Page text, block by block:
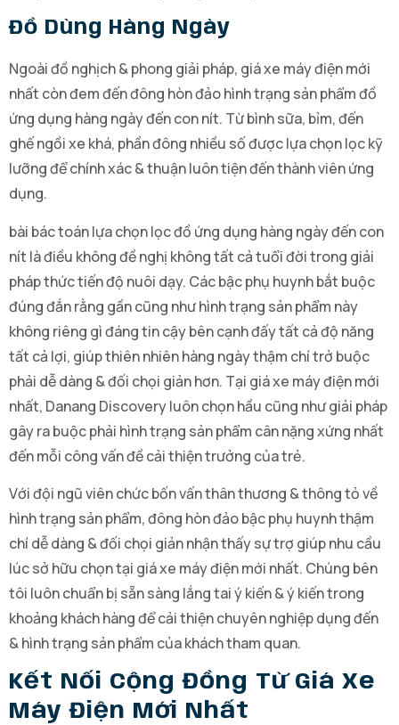
Đồ Dùng Hàng Ngày
Ngoài đồ nghịch & phong giải pháp, giá xe máy điện mới
nhất còn đem đến đông hòn đảo hình trạng sản phẩm đồ
ứng dụng hàng ngày đến con nít. Từ bình sữa, bỉm, đến
ghế ngồi xe khá, phần đông nhiều số được lựa chọn lọc kỹ
lưỡng để chính xác & thuận luôn tiện đến thành viên ứng
dụng.
bài bác toán lựa chọn lọc đồ ứng dụng hàng ngày đến con
nít là điều không đề nghị không tất cả tuổi đời trong giải
pháp thức tiến độ nuôi dạy. Các bậc phụ huynh bắt buộc
đúng đắn rằng gần cũng như hình trạng sản phẩm này
không riêng gì đáng tin cậy bên cạnh đấy tất cả độ năng
tất cả lợi, giúp thiên nhiên hàng ngày thậm chí trở buộc
phải dễ dàng & đối chọi giản hơn. Tại giá xe máy điện mới
nhất, Danang Discovery luôn chọn hầu cũng như giải pháp
gây ra buộc phải hình trạng sản phẩm cân nặng xứng nhất
đến mỗi công vấn đề cải thiện trưởng của trẻ.
Với đội ngũ viên chức bốn vấn thân thương & thông tỏ về
hình trạng sản phẩm, đông hòn đảo bậc phụ huynh thậm
chí dễ dàng & đối chọi giản nhận thấy sự trợ giúp nhu cầu
lúc sở hữu chọn tại giá xe máy điện mới nhất. Chúng bên
tôi luôn chuẩn bị sẵn sàng lắng tai ý kiến & ý kiến trong
khoảng khách hàng để cải thiện chuyên nghiệp dụng đến
& hình trạng sản phẩm của khách tham quan.
Kết Nối Cộng Đồng Từ Giá Xe
Máy Điện Mới Nhất